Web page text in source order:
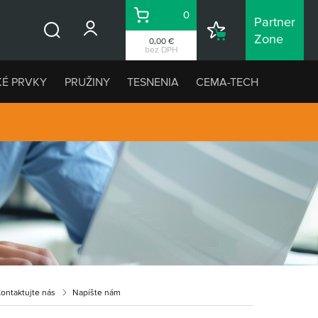
0,00 €
bez DPH
Košík
0
Nákupný
Partner
Zone
PRVKY PRUŽINY TESNENIA CEMA-TECH
nás Napíšte nám